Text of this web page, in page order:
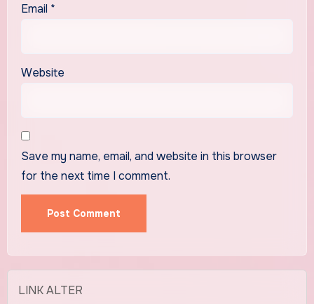
Email *
Website
Save my name, email, and website in this browser
for the next time I comment.
LINK ALTER